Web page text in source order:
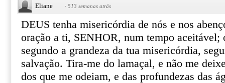
Eliane · 513 semanas atrás
DEUS tenha misericórdia de nós e nos
oração a ti, SENHOR, num tempo aceitável;
segundo a grandeza da tua misericórdia,
salvação. Tira-me do lamaçal, e não me
dos que me odeiam, e das profundezas das